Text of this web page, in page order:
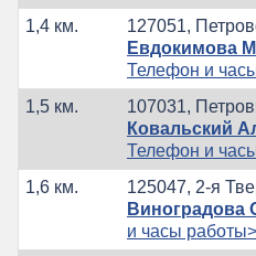
1,4 км.
127051,
Евдокимова
Телефон и
1,5 км.
107031,
Ковальский
Телефон и
1,6 км.
125047, 2-я
Виноградова
и часы